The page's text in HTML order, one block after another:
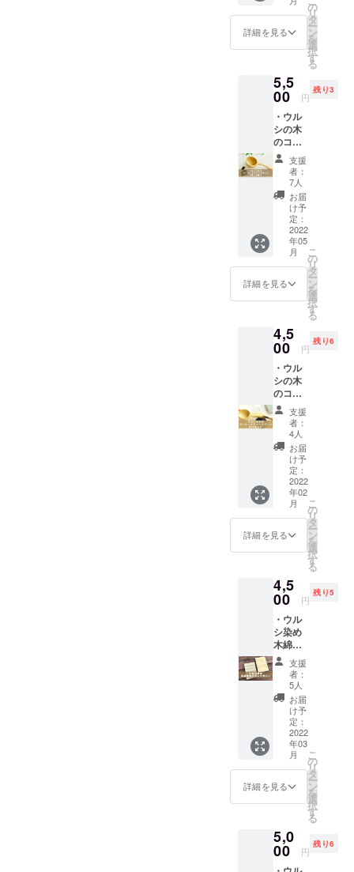
国のウルシ
の木の植栽
活動を応援
す。2020年
には植栽資
金支援のた
めに『ウル
シの木の活
用プロジェ
クト』をス
タートさせ
ルシ染
め 手ぬ
ぐい＆
ハンカ
チ セッ
文うる
しパー
ク活動
＆天ぷ
ら会
（また
は「漆
の木を
植える
箸」）4
月23日
or 25日
プロ
ジェク
トの趣
旨にご
参同く
応援し
た
い！！
と思っ
てくだ
さった
方のた
めに、
個別に
リター
ンを選
択する
よりお
得な
セット
をご用
意いた
は各個
別リ
の内容
をご参
照くだ
さい。
なお、
ご都合
により
「縄文
うるし
パーク
（埼玉
県蓮田
内）」
の植栽
会にご
参加い
ただけ
詳細を見る
の
リ
タ
ー
ン
を
選
択
す
る
5,5
00 円
残り3
・ウル
シの木
のコー
ヒーメ
ジャー
スプー
ン （送
料込
み）
サイズ
（手仕
事のた
め凡そ
で
す）
外
4.7 長
さ
12.3
高さ2.6
センチ
容
量：
コー
ヒー粉
すりき
り1杯
約10ｇ
製
作 ：
川崎宏
（工芸
作家、
ク」メ
ン
バー）
このプ
ロジェ
クトで
試行錯
誤して
誕生し
たプロ
ダク
ト。ウ
ルシの
木の柔
らかさ
を活か
した、
ブが特
徴の
支援
者：
7人
お届
け予
定：
2022
年05
月
詳細を見る
こ
の
リ
タ
ー
ン
を
選
択
す
る
4,5
00 円
残り6
・ウル
シの木
のコー
ヒーメ
ジャー
スプー
ン DIY
キッ
ト
（送料
込み）
内容
物：ウ
ルシの
木の
コー
ジャー
スプー
ンの荒
木地
（半成
品）
サンド
ペー
パー
（#80、
#240、
#800）
荒木
地のサ
イズ
（手仕
事のた
寸：幅
4.7 長
さ
支援
者：
4人
お届
け予
定：
2022
年02
月
詳細を見る
こ
の
リ
タ
ー
ン
を
選
択
す
る
4,5
00 円
残り5
・ウル
シ染め
木綿生
地の
ブック
カバー
（送料
込み）
素
材 ：
綿100％
サ
イズ：
文庫本
サイ
ズ 広
態で
15.5 ×
31cm（
支援
者：
5人
お届
け予
定：
2022
年03
月
詳細を見る
こ
の
リ
タ
ー
ン
を
選
択
す
る
5,0
00 円
残り6